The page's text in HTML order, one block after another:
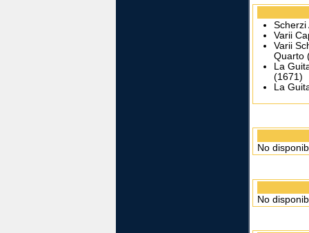
Scherzi
Varii
Varii
Quarto
La
(1671)
La
No
No